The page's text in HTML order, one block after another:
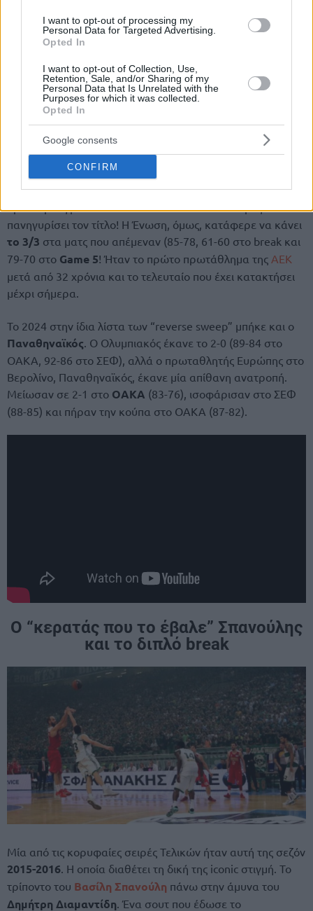
I want to opt-out of processing my
Personal Data for Targeted Advertising.
Opted In
I want to opt-out of Collection, Use,
Retention, Sale, and/or Sharing of my
Personal Data that Is Unrelated with the
Purposes for which it was collected.
Opted In
Google consents
CONFIRM
Ο Ολυμπιακός – που είχε αποκλείσει τον πρωταθλητή
Ευρώπης, Παναθηναϊκό (σ.σ. στην Μπολόνια)- πήρε τα δύο
πρώτα ματς με 82-74 και 75-70 και έδειχνε έτοιμος να
πανηγυρίσει τον τίτλο! Η Ένωση, όμως, κατάφερε να κάνει
το 3/3 στα ματς που απέμεναν (85-78, 61-60 στο break και
79-70 στο Game 5! Ήταν το πρώτο πρωτάθλημα της ΑΕΚ
μετά από 32 χρόνια και το τελευταίο που έχει κατακτήσει
μέχρι σήμερα.
Το 2024 στην ίδια λίστα των “reverse sweep” μπήκε και ο
Παναθηναϊκός . Ο Ολυμπιακός έκανε το 2-0 (89-84 στο
ΟΑΚΑ, 92-86 στο ΣΕΦ), αλλά ο πρωταθλητής Ευρώπης στο
Βερολίνο, Παναθηναϊκός, έκανε μία απίθανη ανατροπή.
Μείωσαν σε 2-1 στο ΟΑΚΑ (83-76), ισοφάρισαν στο ΣΕΦ
(88-85) και πήραν την κούπα στο ΟΑΚΑ (87-82).
Ο “κερατάς που το έβαλε” Σπανούλης
και το διπλό break
Μία από τις κορυφαίες σειρές Τελικών ήταν αυτή της σεζόν
2015-2016 . Η οποία διαθέτει τη δική της iconic στιγμή. Το
τρίποντο του Βασίλη Σπανούλη πάνω στην άμυνα του
Δημήτρη Διαμαντίδη . Ένα σουτ που έδωσε το